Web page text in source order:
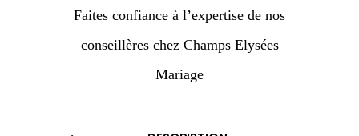
Faites confiance à l’expertise de nos
conseillères chez Champs Elysées
Mariage